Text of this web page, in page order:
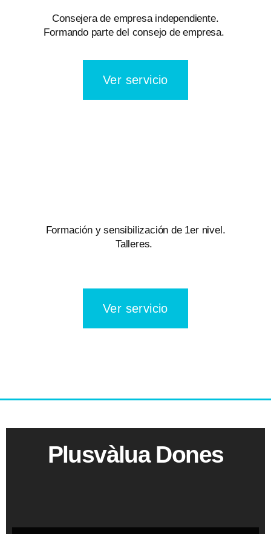
Consejera de empresa independiente.
Formando parte del consejo de empresa.
Ver servicio
Formación y sensibilización de 1er nivel.
Talleres.
Ver servicio
Plusvàlua Dones